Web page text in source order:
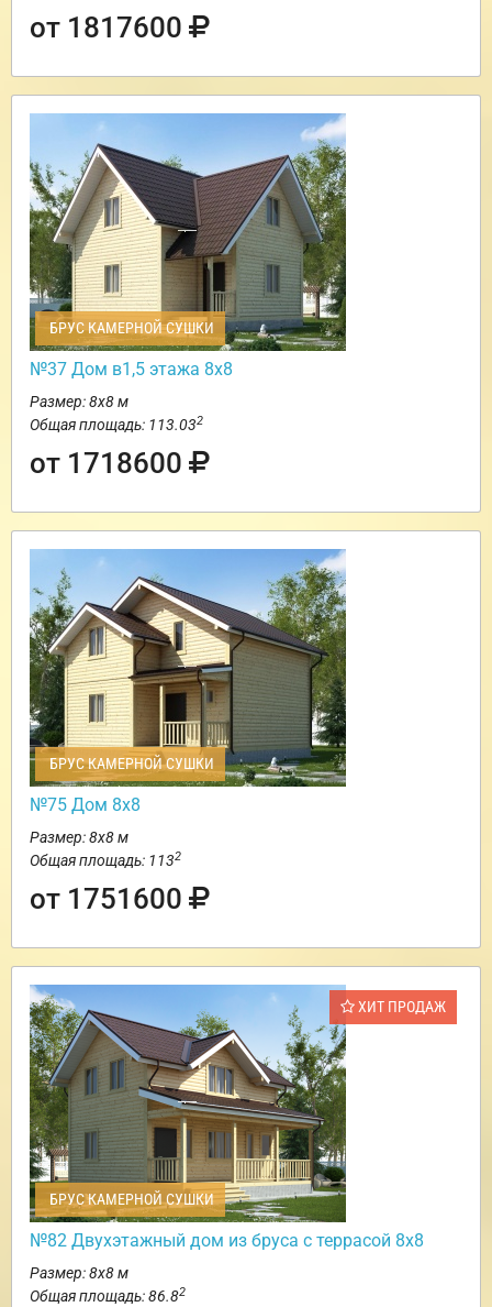
от 1817600
БРУС КАМЕРНОЙ СУШКИ
№37 Дом в1,5 этажа 8х8
Размер: 8х8 м
Общая площадь: 113.032
от 1718600
БРУС КАМЕРНОЙ СУШКИ
№75 Дом 8х8
Размер: 8х8 м
Общая площадь: 1132
от 1751600
ХИТ ПРОДАЖ
БРУС КАМЕРНОЙ СУШКИ
№82 Двухэтажный дом из бруса с террасой 8х8
Размер: 8х8 м
Общая площадь: 86.82